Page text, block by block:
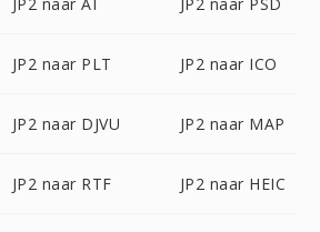
JP2 naar PLT JP2 naar ICO
JP2 naar DJVU JP2 naar MAP
JP2 naar RTF JP2 naar HEIC